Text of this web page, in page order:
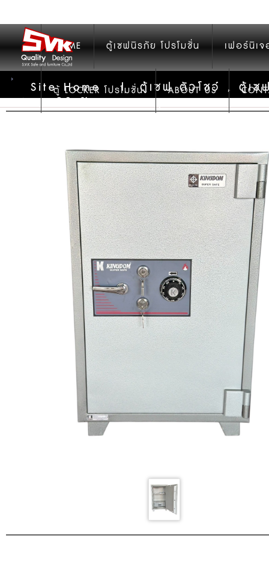
HOME ตู้เซฟนิรภัย โปรโมชั่น เฟอร์นิเ
ตู้ LOCKER โปรโมชั่น ABOUT US
Site Home |ตู้เซฟ ตัวโชว์ , ตู้เซ
สภาพ90 % ราคาเบาๆ